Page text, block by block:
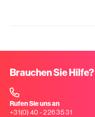
Brauchen Sie Hilfe?
Rufen Sie uns an
+31(0) 40 - 226 35 31